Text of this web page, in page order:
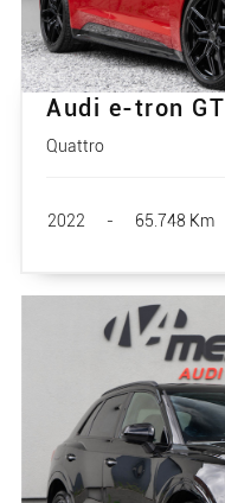
Audi e-tron GT
Quattro
2022 - 65.748 Km